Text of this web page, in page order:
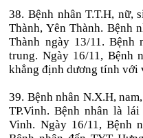
38. Bệnh nhân T.T.H, nữ,
Thành, Yên Thành. Bệnh
Thành ngày 13/11. Bệnh
trung. Ngày 16/11, Bệnh
khẳng định dương tính với
39. Bệnh nhân N.X.H,
TP.Vinh. Bệnh nhân là
Vinh. Ngày 16/11, Bệnh